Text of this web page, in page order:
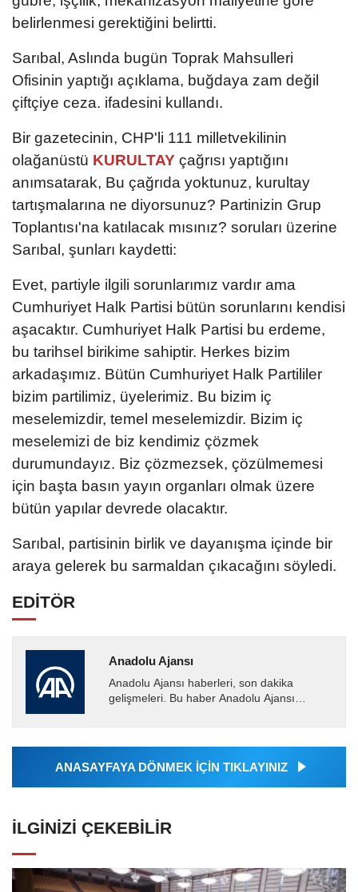
belirlenmesi gerektiğini belirtti.
Sarıbal, Aslında bugün Toprak Mahsulleri
Ofisinin yaptığı açıklama, buğdaya zam değil
çiftçiye ceza. ifadesini kullandı.
Bir gazetecinin, CHP'li 111 milletvekilinin
olağanüstü KURULTAY çağrısı yaptığını
anımsatarak, Bu çağrıda yoktunuz, kurultay
tartışmalarına ne diyorsunuz? Partinizin Grup
Toplantısı'na katılacak mısınız? soruları üzerine
Sarıbal, şunları kaydetti:
Evet, partiyle ilgili sorunlarımız vardır ama
Cumhuriyet Halk Partisi bütün sorunlarını kendisi
aşacaktır. Cumhuriyet Halk Partisi bu erdeme,
bu tarihsel birikime sahiptir. Herkes bizim
arkadaşımız. Bütün Cumhuriyet Halk Partililer
bizim partilimiz, üyelerimiz. Bu bizim iç
meselemizdir, temel meselemizdir. Bizim iç
meselemizi de biz kendimiz çözmek
durumundayız. Biz çözmezsek, çözülmemesi
için başta basın yayın organları olmak üzere
bütün yapılar devrede olacaktır.
Sarıbal, partisinin birlik ve dayanışma içinde bir
araya gelerek bu sarmaldan çıkacağını söyledi.
EDİTÖR
Anadolu Ajansı
Anadolu Ajansı haberleri, son dakika
gelişmeleri. Bu haber Anadolu Ajansı
tarafından geçilen tüm...
ANASAYFAYA DÖNMEK İÇİN TIKLAYINIZ
İLGINIZI ÇEKEBILIR